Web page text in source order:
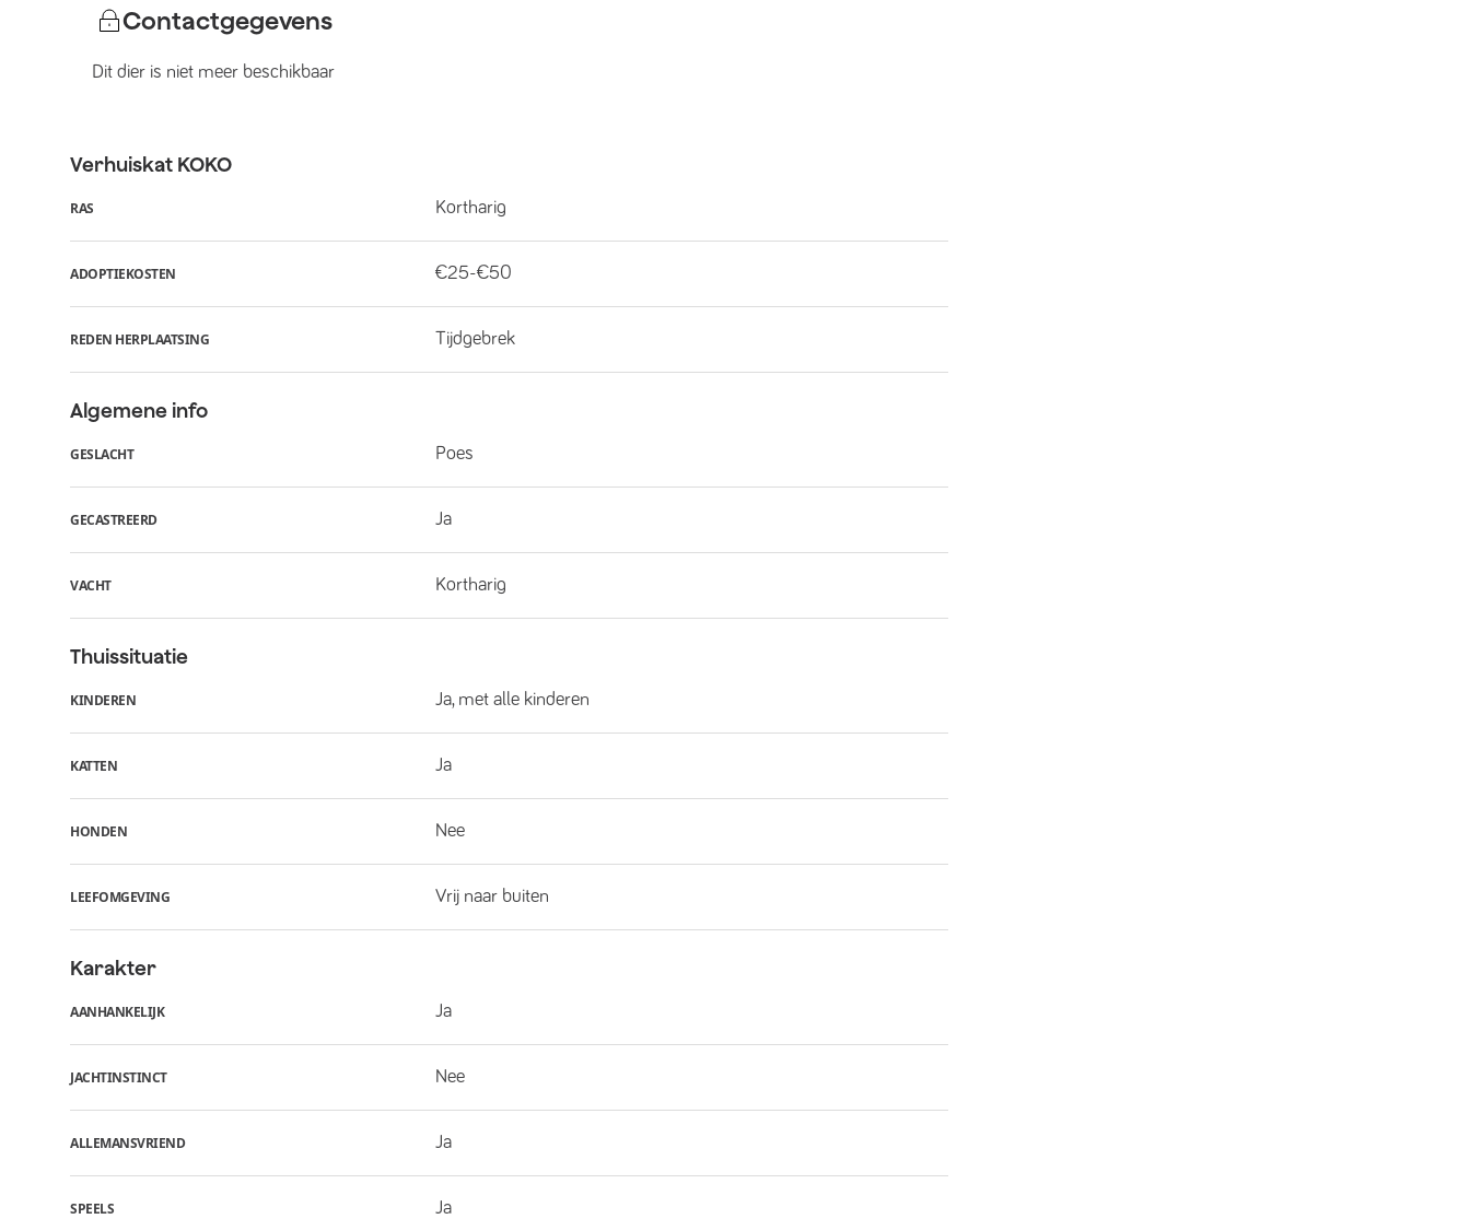
Contactgegevens
Dit dier is niet meer beschikbaar
Verhuiskat KOKO
RAS Kortharig
ADOPTIEKOSTEN €25-€50
REDEN HERPLAATSING Tijdgebrek
Algemene info
GESLACHT Poes
GECASTREERD Ja
VACHT Kortharig
Thuissituatie
KINDEREN Ja, met alle kinderen
KATTEN Ja
HONDEN Nee
LEEFOMGEVING Vrij naar buiten
Karakter
AANHANKELIJK Ja
JACHTINSTINCT Nee
ALLEMANSVRIEND Ja
SPEELS Ja